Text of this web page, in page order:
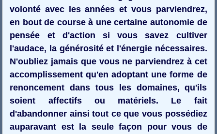
volonté avec les années et vous parviendrez,
en bout de course à une certaine autonomie de
pensée et d'action si vous savez cultiver
l'audace, la générosité et l'énergie nécessaires.
N'oubliez jamais que vous ne parviendrez à cet
accomplissement qu'en adoptant une forme de
renoncement dans tous les domaines, qu'ils
soient affectifs ou matériels. Le fait
d'abandonner ainsi tout ce que vous possédiez
auparavant est la seule façon pour vous de